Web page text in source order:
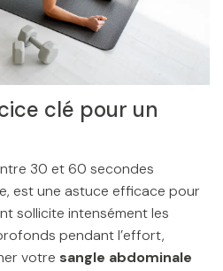
clé pour un
30 et 60 secondes
est une astuce efficace pour
sollicite intensément les
pendant l’effort,
votre sangle abdominale